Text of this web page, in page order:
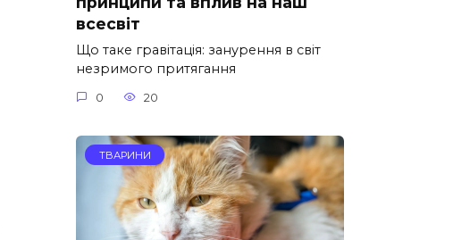
всесвіт
Що таке гравітація: занурення в світ
незримого притягання
0 20
ТВАРИНИ